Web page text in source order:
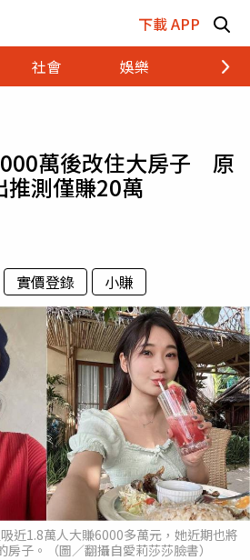
下載 APP
社會 娛樂 財經
萬後改住大房子 原
推測僅賺20萬
實價登錄 小賺
近1.8萬人大賺6000多萬元，她近期也將
子。（圖／翻攝自愛莉莎莎臉書）